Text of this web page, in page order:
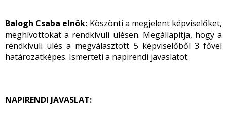
Balogh Csaba elnök: Köszönti a megjelent képviselőket,
meghívottokat a rendkívüli ülésen. Megállapítja, hogy a
rendkívüli ülés a megválasztott 5 képviselőből 3 fővel
határozatképes. Ismerteti a napirendi javaslatot.
NAPIRENDI JAVASLAT: